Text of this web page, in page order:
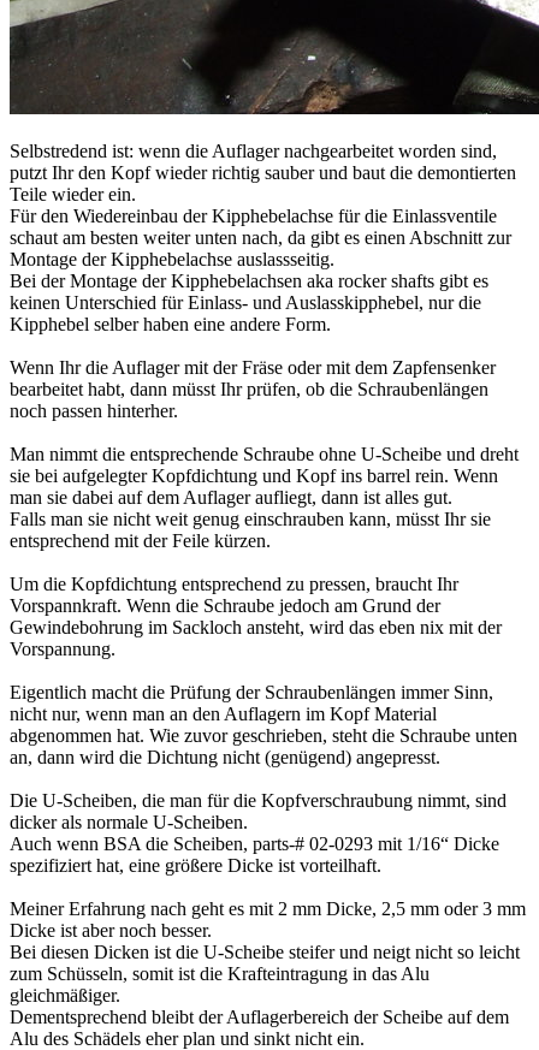
Selbstredend ist: wenn die Auflager nachgearbeitet worden sind,
putzt Ihr den Kopf wieder richtig sauber und baut die demontierten
Teile wieder ein.
Für den Wiedereinbau der Kipphebelachse für die Einlassventile
schaut am besten weiter unten nach, da gibt es einen Abschnitt zur
Montage der Kipphebelachse auslassseitig.
Bei der Montage der Kipphebelachsen aka rocker shafts gibt es
keinen Unterschied für Einlass- und Auslasskipphebel, nur die
Kipphebel selber haben eine andere Form.
Wenn Ihr die Auflager mit der Fräse oder mit dem Zapfensenker
bearbeitet habt, dann müsst Ihr prüfen, ob die Schraubenlängen
noch passen hinterher.
Man nimmt die entsprechende Schraube ohne U-Scheibe und dreht
sie bei aufgelegter Kopfdichtung und Kopf ins barrel rein. Wenn
man sie dabei auf dem Auflager aufliegt, dann ist alles gut.
Falls man sie nicht weit genug einschrauben kann, müsst Ihr sie
entsprechend mit der Feile kürzen.
Um die Kopfdichtung entsprechend zu pressen, braucht Ihr
Vorspannkraft. Wenn die Schraube jedoch am Grund der
Gewindebohrung im Sackloch ansteht, wird das eben nix mit der
Vorspannung.
Eigentlich macht die Prüfung der Schraubenlängen immer Sinn,
nicht nur, wenn man an den Auflagern im Kopf Material
abgenommen hat. Wie zuvor geschrieben, steht die Schraube unten
an, dann wird die Dichtung nicht (genügend) angepresst.
Die U-Scheiben, die man für die Kopfverschraubung nimmt, sind
dicker als normale U-Scheiben.
Auch wenn BSA die Scheiben, parts-# 02-0293 mit 1/16“ Dicke
spezifiziert hat, eine größere Dicke ist vorteilhaft.
Meiner Erfahrung nach geht es mit 2 mm Dicke, 2,5 mm oder 3 mm
Dicke ist aber noch besser.
Bei diesen Dicken ist die U-Scheibe steifer und neigt nicht so leicht
zum Schüsseln, somit ist die Krafteintragung in das Alu
gleichmäßiger.
Dementsprechend bleibt der Auflagerbereich der Scheibe auf dem
Alu des Schädels eher plan und sinkt nicht ein.